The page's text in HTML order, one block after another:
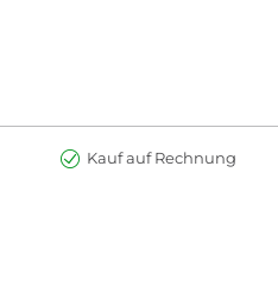
Kauf auf Rechnung